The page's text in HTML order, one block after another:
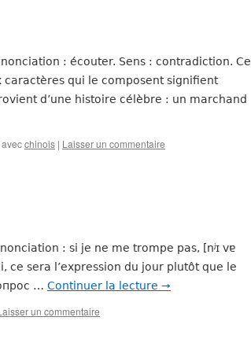
: écouter. Sens : contradiction. Ce
qui le composent signifient
d’une histoire célèbre : un marchand
chinois | Laisser un commentaire
: si je ne me trompe pas, [nʲɪ vɐ
ce sera l’expression du jour plutôt que le
… Continuer la lecture →
un commentaire